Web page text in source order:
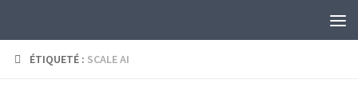
ÉTIQUETÉ : SCALE AI